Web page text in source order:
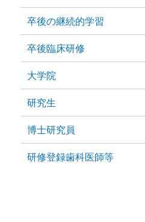
卒後の継続的学習
卒後臨床研修
大学院
研究生
博士研究員
研修登録歯科医師等